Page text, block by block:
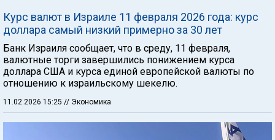
Курс валют в Израиле 11 февраля 2026 года: курс
доллара самый низкий примерно за 30 лет
Банк Израиля сообщает, что в среду, 11 февраля,
валютные торги завершились понижением курса
доллара США и курса единой европейской валюты по
отношению к израильскому шекелю.
11.02.2026 15:25 // Экономика